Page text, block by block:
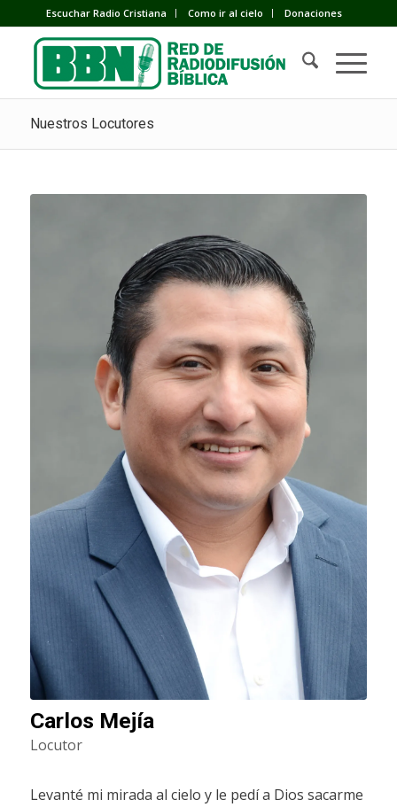
Escuchar Radio Cristiana Como ir al cielo Donaciones
Nuestros Locutores
Carlos Mejía
Locutor
Levanté mi mirada al cielo y le pedí a Dios sacarme